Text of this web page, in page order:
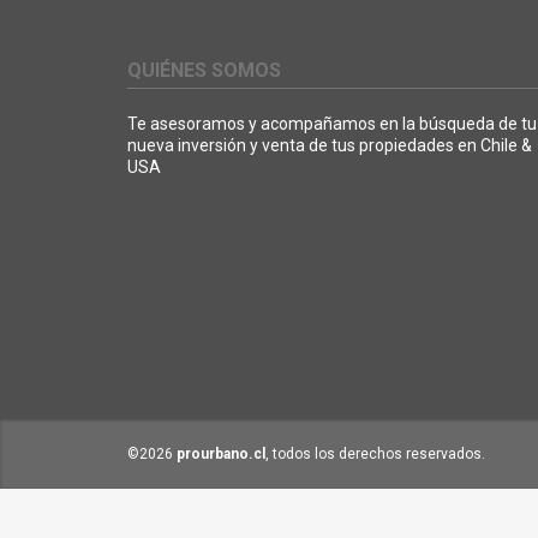
QUIÉNES SOMOS
Te asesoramos y acompañamos en la búsqueda de tu
nueva inversión y venta de tus propiedades en Chile &
USA
©2026 prourbano.cl , todos los derechos reservados.